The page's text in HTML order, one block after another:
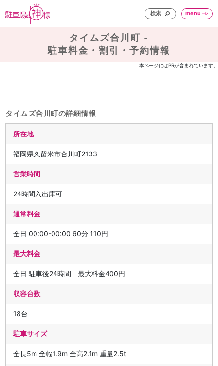
検索 menu
タイムズ合川町 -
駐車料金・割引・予約情報
本ページにはPRが含まれています。
タイムズ合川町の詳細情報
所在地
福岡県久留米市合川町2133
営業時間
24時間入出庫可
通常料金
全日 00:00-00:00 60分 110円
最大料金
全日 駐車後24時間 最大料金400円
収容台数
18台
駐車サイズ
全長5m 全幅1.9m 全高2.1m 重量2.5t